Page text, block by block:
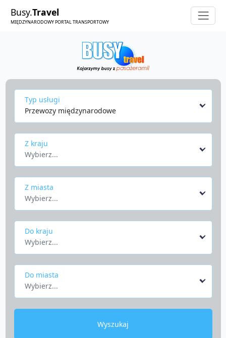
Busy.Travel
MIĘDZYNARODOWY PORTAL TRANSPORTOWY
Typ usługi
Przewozy międzynarodowe
Z kraju
Wybierz...
Z miasta
Wybierz...
Do kraju
Wybierz...
Do miasta
Wybierz...
Wyszukaj